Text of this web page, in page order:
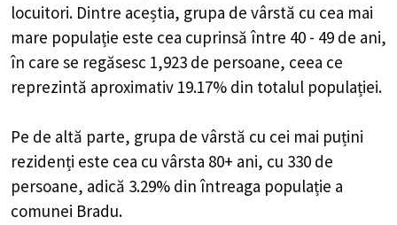
locuitori. Dintre aceștia, grupa de vârstă cu cea mai
mare populație este cea cuprinsă între 40 - 49 de ani,
în care se regăsesc 1,923 de persoane, ceea ce
reprezintă aproximativ 19.17% din totalul populației.
Pe de altă parte, grupa de vârstă cu cei mai puțini
rezidenți este cea cu vârsta 80+ ani, cu 330 de
persoane, adică 3.29% din întreaga populație a
comunei Bradu.